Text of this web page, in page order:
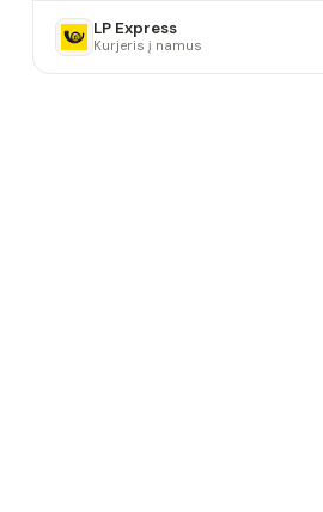
LP Express
Kurjeris į namus